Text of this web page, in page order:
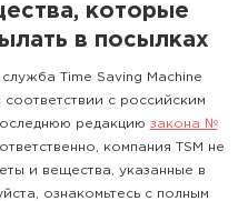
которые
в посылках
Time Saving Machine
соответствии с российским
редакцию закона №
компания TSM не
и вещества, указанные в
ознакомьтесь с полным